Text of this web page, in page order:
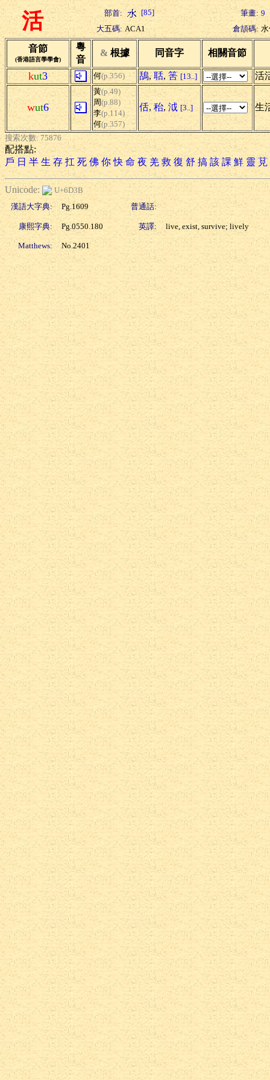
活 部首: [85] 筆畫: 9
大五碼: ACA1 倉頡碼:
音節
(香港語言學學會)
粵
音
& 根據 同音字 相關音節
kut3 何(p.356) 鴰, 聒, 筈 [13..] 活
wut6
黃(p.49)
周(p.88)
李(p.114)
何(p.357)
佸, 秮, 泧 [3..] 生
搜索次數: 75876
配搭點:
戶 日 半 生 存 扛 死 佛 你 快 命 夜 羌 救 復 舒 搞 該 課 鮮 靈 莌
Unicode:
U+6D3B
漢語大字典:
Pg.1609 普通話:
康熙字典: Pg.0550.180 英譯: live, exist, survive; lively
Matthews: No.2401